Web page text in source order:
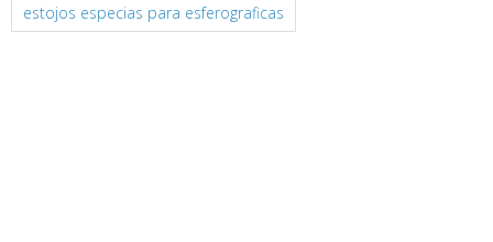
estojos especias para esferograficas